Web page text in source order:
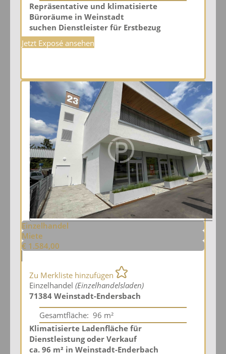
Repräsentative und klimatisierte
Büroräume in Weinstadt
suchen Dienstleister für Erstbezug
Jetzt Exposé ansehen
Einzelhandel
Miete
€ 1.584,00
Zu Merkliste hinzufügen
Einzelhandel (Einzelhandelsladen)
71384 Weinstadt-Endersbach
Gesamtfläche:96 m²
Klimatisierte Ladenfläche für
Dienstleistung oder Verkauf
ca. 96 m² in Weinstadt-Enderbach